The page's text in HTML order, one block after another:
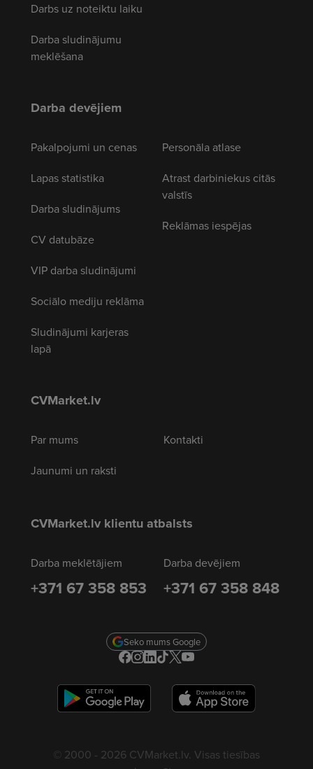
Darbs uz noteiktu laiku
Darba sludinājumu
meklēšana
Darba devējiem
Pakalpojumi un cenas
Lapas statistika
Darba sludinājums
CV datubāze
VIP darba sludinājumi
Sociālo mediju reklāma
Sludinājumi karjeras
lapā
Personāla atlase
Atrast darbiniekus citās
valstīs
Reklāmas iespējas
CVMarket.lv
Par mums
Jaunumi un raksti
Kontakti
CVMarket.lv klientu atbalsts
Darba meklētājiem
+371 67 358 853
Darba devējiem
+371 67 358 848
Seko mums Google
© 2000 - 2026 CVMarket.lv. Visas tiesības